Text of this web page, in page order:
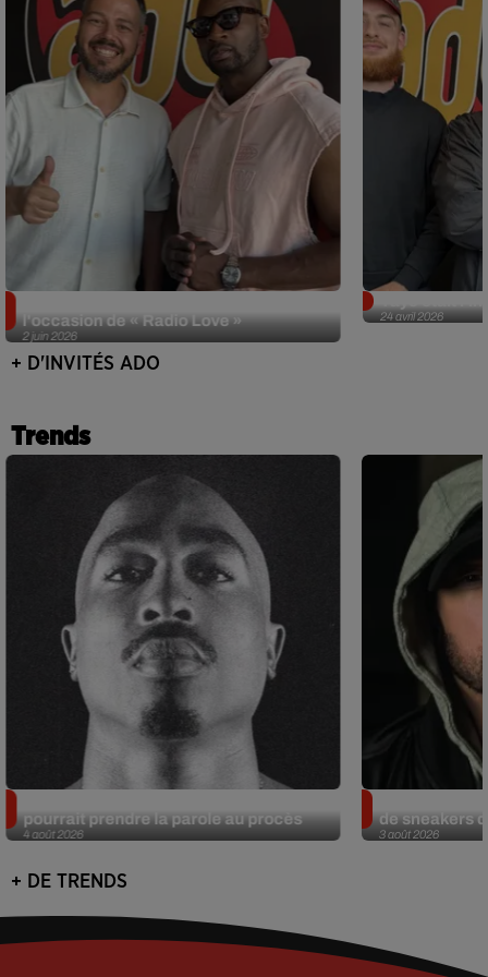
2 juin 2026
l'occasion de « Radio Love »
24 avril 2026
+ D'INVITÉS ADO
Trends
4 août 2026
pourrait prendre la parole au procès
3 août 2026
de sneakers
+ DE TRENDS